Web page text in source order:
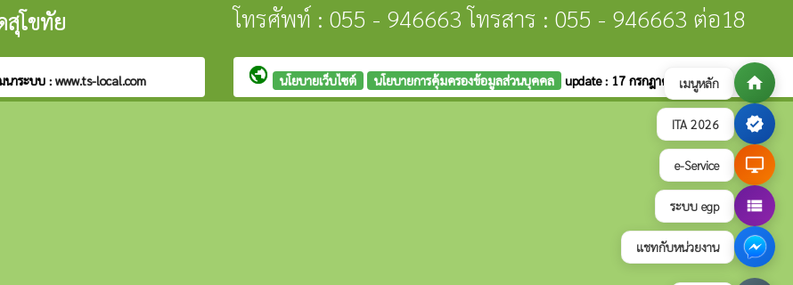
เมนูหลัก home
ITA 2026 verified
e-Service desktop_windows
ระบบ egp view_list
แชทกับหน่วยงาน
สุโขทัย
โทรศัพท์ : 055 - 946663 โทรสาร : 055 - 946663 ต่อ18
าระบบ : www.ts-local.com public นโยบายเว็บไซต์ นโยบายการคุ้มครองข้อมูลส่วนบุคคล update : 17 กรกฎาคม 2569